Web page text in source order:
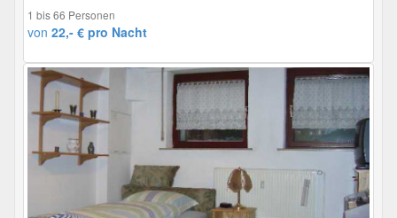
1 bis 66 Personen
von 22,- € pro Nacht